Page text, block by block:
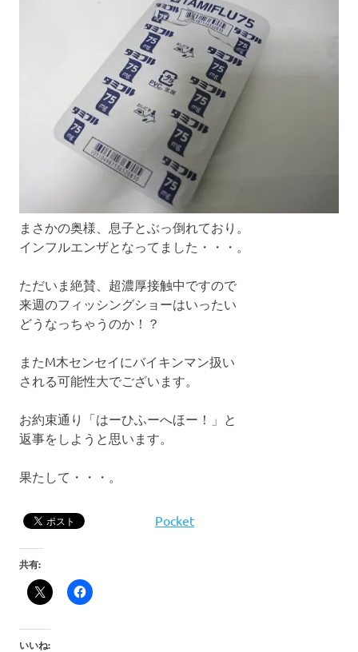
まさかの奥様、息子とぶっ倒れており。
インフルエンザとなってました・・・。
ただいま絶賛、超濃厚接触中ですので
来週のフィッシングショーはいったい
どうなっちゃうのか！？
またM木センセイにバイキンマン扱い
される可能性大でございます。
お約束通り「はーひふーへほー！」と
返事をしようと思います。
果たして・・・。
Pocket
共有:
いいね: